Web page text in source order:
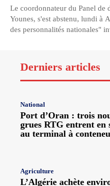
Le coordonnateur du Panel
Younes, s'est abstenu, lundi à
des personnalités nationales"
Derniers articles
National
Port d’Oran : trois
grues RTG entrent en
au terminal à
Agriculture
L’Algérie achète